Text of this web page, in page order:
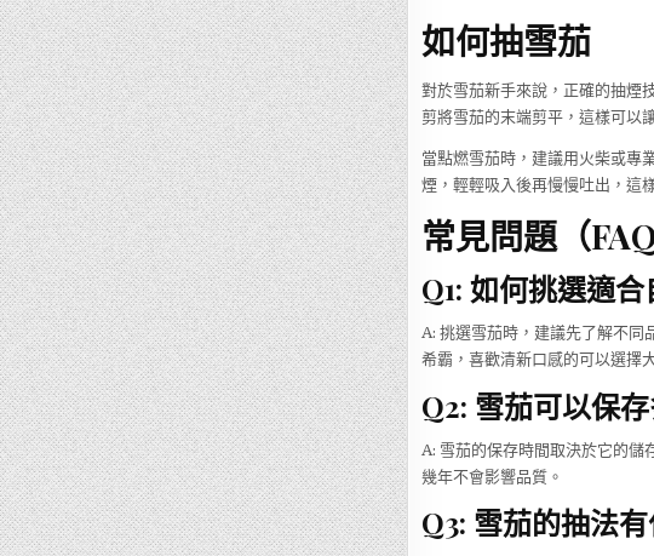
如何抽雪茄
對於雪茄新手來說，正確的抽煙
剪將雪茄的末端剪平，這樣可以
當點燃雪茄時，建議用火柴或專
煙，輕輕吸入後再慢慢吐出，這
常見問題（FAQ
Q1: 如何挑選適
A: 挑選雪茄時，建議先了解不同
希霸，喜歡清新口感的可以選擇
Q2: 雪茄可以保
A: 雪茄的保存時間取決於它的
幾年不會影響品質。
Q3: 雪茄的抽法